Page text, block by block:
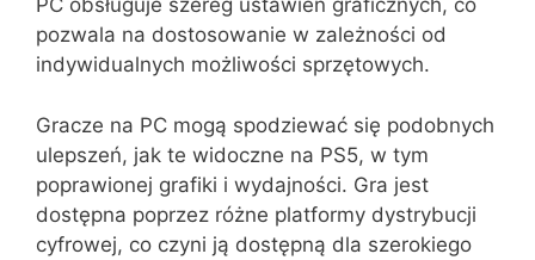
PC obsługuje szereg ustawień graficznych, co
pozwala na dostosowanie w zależności od
indywidualnych możliwości sprzętowych.
Gracze na PC mogą spodziewać się podobnych
ulepszeń, jak te widoczne na PS5, w tym
poprawionej grafiki i wydajności. Gra jest
dostępna poprzez różne platformy dystrybucji
cyfrowej, co czyni ją dostępną dla szerokiego